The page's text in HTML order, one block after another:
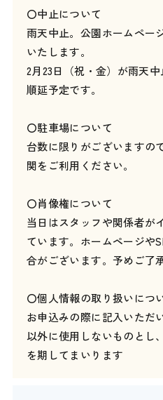
〇中止について
雨天中止。公園ホームペー
いたします。
2月23日（祝・金）が雨天
順延予定です。
〇駐車場について
台数に限りがございますの
関をご利用ください。
〇肖像権について
当日はスタッフや関係者が
ています。ホームページや
合がございます。予めご了
〇個人情報の取り扱いにつ
お申込みの際に記入いただ
以外に使用しないものとし
を期してまいります